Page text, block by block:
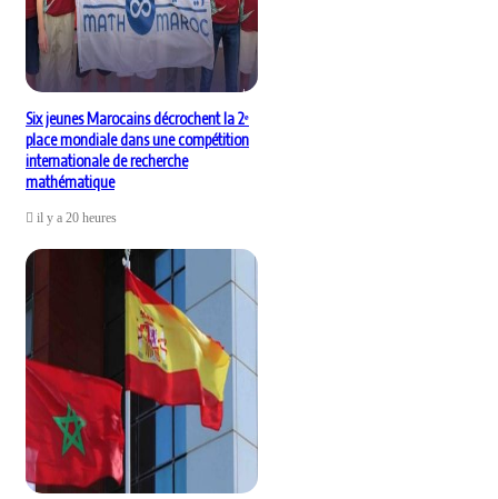
Six jeunes Marocains décrochent la 2ᵉ
place mondiale dans une compétition
internationale de recherche
mathématique
il y a 20 heures